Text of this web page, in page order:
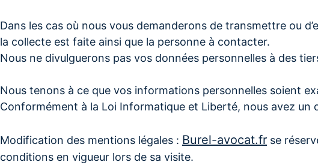
Dans les cas où nous vous demanderons de transmettre ou
la collecte est faite ainsi que la personne à contacter.
Nous ne divulguerons pas vos données personnelles à des
Nous tenons à ce que vos informations personnelles soient
Conformément à la Loi Informatique et Liberté, nous avez un
Modification des mentions légales : Burel-avocat.fr se
conditions en vigueur lors de sa visite.